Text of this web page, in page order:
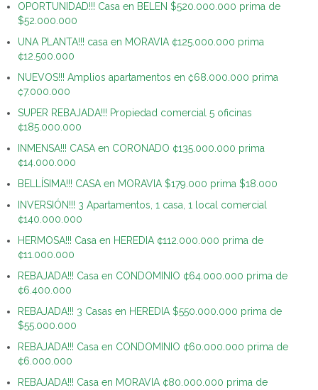
OPORTUNIDAD!!! Casa en BELEN $520.000.000 prima de
$52.000.000
UNA PLANTA!!! casa en MORAVIA ¢125.000.000 prima
¢12.500.000
NUEVOS!!! Amplios apartamentos en ₡68.000.000 prima
₡7.000.000
SUPER REBAJADA!!! Propiedad comercial 5 oficinas
¢185.000.000
INMENSA!!! CASA en CORONADO ¢135.000.000 prima
¢14.000.000
BELLÍSIMA!!! CASA en MORAVIA $179.000 prima $18.000
INVERSIÓN!!! 3 Apartamentos, 1 casa, 1 local comercial
¢140.000.000
HERMOSA!!! Casa en HEREDIA ¢112.000.000 prima de
¢11.000.000
REBAJADA!!! Casa en CONDOMINIO ¢64.000.000 prima de
¢6.400.000
REBAJADA!!! 3 Casas en HEREDIA $550.000.000 prima de
$55.000.000
REBAJADA!!! Casa en CONDOMINIO ¢60.000.000 prima de
¢6.000.000
REBAJADA!!! Casa en MORAVIA ¢80.000.000 prima de